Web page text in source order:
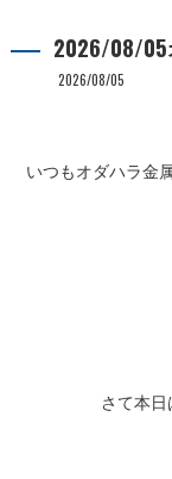
2026/08/05
2026/08/05
いつもオダハラ金
さて本